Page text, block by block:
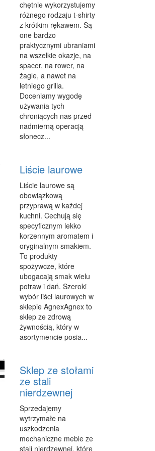
REKLAMOWE
INNE AGENCJE
WIGOR
IMPREZY INTEGRACYJNE
HOBBY
SPORTOWE I REKREACYJNE
PRODUKCJA
CATERING
FOTOGRAFIA
PORADY PRAWNE
PORZĄDKOWANIE
SERWIS
OPIEKA
INNE USŁUGI
KURIER, PRZESYŁKI
WYCIECZKI
PODRÓŻE
ZDROWIE
ODCHUDZANIE
KOSMETYKI
LECZENIE
chętnie wykorzystujemy
różnego rodzaju t-shirty
z krótkim rękawem. Są
one bardzo
praktycznymi ubraniami
na wszelkie okazje, na
spacer, na rower, na
żagle, a nawet na
letniego grilla.
Doceniamy wygodę
używania tych
chroniących nas przed
nadmierną operacją
słonecz...
Liście laurowe
Liście laurowe są
obowiązkową
przyprawą w każdej
kuchni. Cechują się
specyficznym lekko
korzennym aromatem i
oryginalnym smakiem.
To produkty
spożywcze, które
ubogacają smak wielu
potraw i dań. Szeroki
wybór liści laurowych w
sklepie AgnexAgnex to
sklep ze zdrową
żywnością, który w
asortymencie posia...
Sklep ze stołami
ze stali
nierdzewnej
Sprzedajemy
wytrzymałe na
uszkodzenia
mechaniczne meble ze
stali nierdzewnej, które